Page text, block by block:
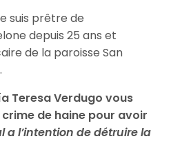
suis prêtre de
depuis 25 ans et
de la paroisse San
Teresa Verdugo vous
de haine pour avoir
a l’intention de détruire la